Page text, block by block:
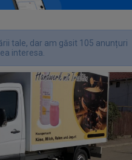
tale, dar am găsit 105 anunțuri
interesa.